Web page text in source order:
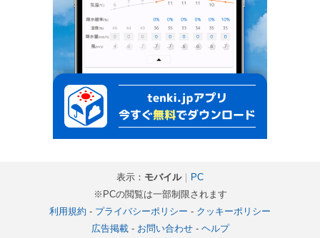
表示： モバイル｜ PC
※PCの閲覧は一部制限されます
利用規約 - プライバシーポリシー - クッキーポリシー
広告掲載- お問い合わせ- ヘルプ